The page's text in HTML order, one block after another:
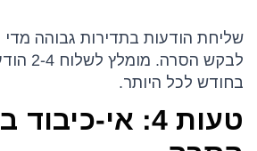
שליחת הודעות בתדירות גבוהה מדי
לבקש
בחודש לכל היותר.
טעות 4: אי-